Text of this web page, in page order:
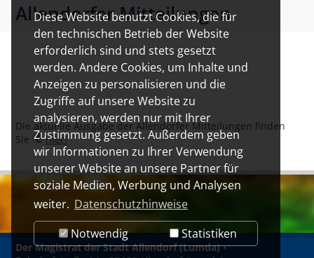
Diese Website benutzt Cookies, die für
den technischen Betrieb der Website
erforderlich sind und stets gesetzt
werden. Andere Cookies, um Inhalte und
Anzeigen zu personalisieren und die
Zugriffe auf unsere Website zu
analysieren, werden nur mit Ihrer
Zustimmung gesetzt. Außerdem geben
wir Informationen zu Ihrer Verwendung
unserer Website an unsere Partner für
soziale Medien, Werbung und Analysen
weiter. Datenschutzhinweise
Notwendig
Statistiken
Allendorfer Mitteilungen
Die aktuelle Ausgabe der Allendorfer Mitteilungen finden
Sie
hier!
Der Magistrat der Stadt Allendorf (Lumda)•